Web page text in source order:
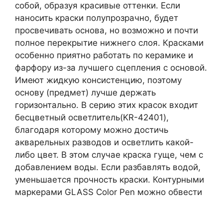
собой, образуя красивые оттенки. Если
наносить краски полупрозрачно, будет
просвечивать основа, но возможно и почти
полное перекрытие нижнего слоя. Красками
особенно приятно работать по керамике и
фарфору из-за лучшего сцепления с основой.
Имеют жидкую консистенцию, поэтому
основу (предмет) лучше держать
горизонтально. В серию этих красок входит
бесцветный осветлитель(KR-42401),
благодаря которому можно достичь
акварельных разводов и осветлить какой-
либо цвет. В этом случае краска гуще, чем с
добавлением воды. Если разбавлять водой,
уменьшается прочность краски. Контурными
маркерами GLASS Color Pen можно обвести